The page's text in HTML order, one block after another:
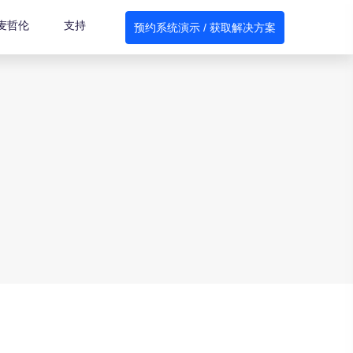
哲伦 支持 预约系统演示 / 获取解决方案